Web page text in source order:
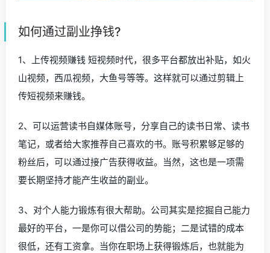
如何通过副业挣钱?
1、上传视频赚钱 短视频时代，很多平台都放出补贴，如火
山视频，西瓜视频，大鱼号等等。这样就可以通过剪辑上
传短视频来赚钱。
2、可以运营读书自媒体账号，分享自己的读书日常、读书
笔记，或者给大家推荐自己喜欢的书。账号积累够足够的
粉丝后，可以通过接广告获得收益。当然，这也是一项需
要长期坚持才能产生收益的副业。
3、对个人能力锻炼有很大帮助。公司其实是挖掘自己能力
最好的平台，一是你可以借公司的势能；二是试错的成本
很低，还有工资拿。当你在职场上获得锻炼后，也就能为